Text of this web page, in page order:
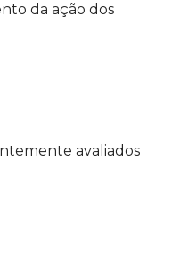
da ação dos
avaliados